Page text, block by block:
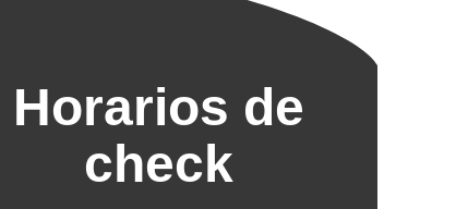
Horarios de
check